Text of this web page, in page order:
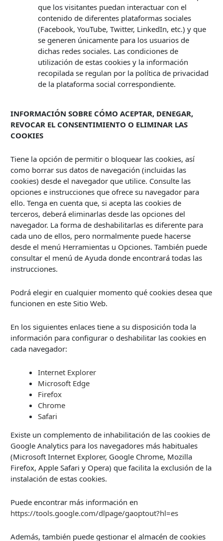
que los visitantes puedan interactuar con el
contenido de diferentes plataformas sociales
(Facebook, YouTube, Twitter, LinkedIn, etc.) y que
se generen únicamente para los usuarios de
dichas redes sociales. Las condiciones de
utilización de estas cookies y la información
recopilada se regulan por la política de privacidad
de la plataforma social correspondiente.
INFORMACIÓN SOBRE CÓMO ACEPTAR, DENEGAR,
REVOCAR EL CONSENTIMIENTO O ELIMINAR LAS
COOKIES
Tiene la opción de permitir o bloquear las cookies, así
como borrar sus datos de navegación (incluidas las
cookies) desde el navegador que utilice. Consulte las
opciones e instrucciones que ofrece su navegador para
ello. Tenga en cuenta que, si acepta las cookies de
terceros, deberá eliminarlas desde las opciones del
navegador. La forma de deshabilitarlas es diferente para
cada uno de ellos, pero normalmente puede hacerse
desde el menú Herramientas u Opciones. También puede
consultar el menú de Ayuda donde encontrará todas las
instrucciones.
Podrá elegir en cualquier momento qué cookies desea que
funcionen en este Sitio Web.
En los siguientes enlaces tiene a su disposición toda la
información para configurar o deshabilitar las cookies en
cada navegador:
Internet Explorer
Microsoft Edge
Firefox
Chrome
Safari
Existe un complemento de inhabilitación de las cookies de
Google Analytics para los navegadores más habituales
(Microsoft Internet Explorer, Google Chrome, Mozilla
Firefox, Apple Safari y Opera) que facilita la exclusión de la
instalación de estas cookies.
Puede encontrar más información en
https://tools.google.com/dlpage/gaoptout?hl=es
Además, también puede gestionar el almacén de cookies